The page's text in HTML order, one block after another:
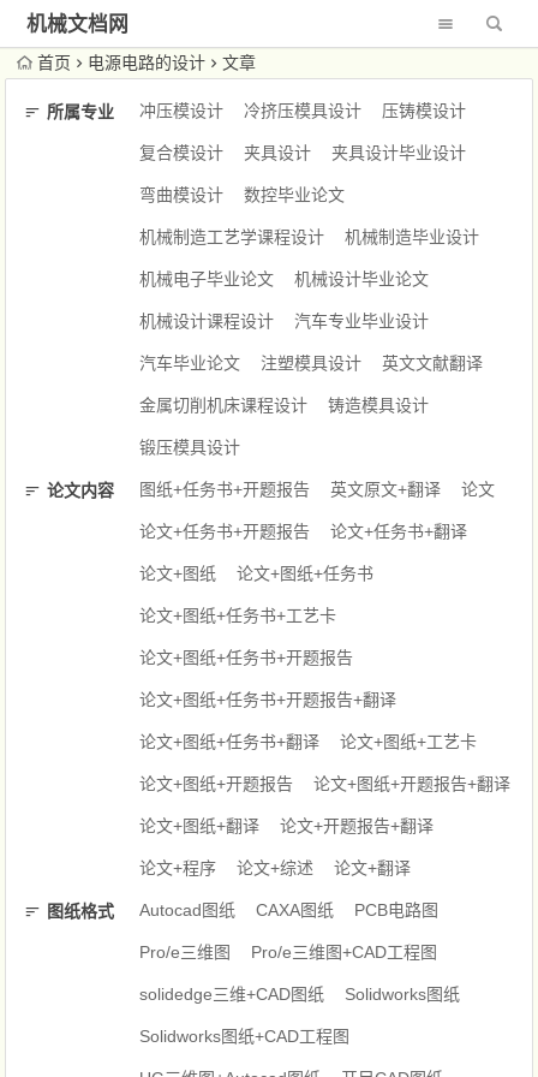
机械文档网
首页 电源电路的设计 文章
所属专业 冲压模设计 冷挤压模具设计 压铸模设计
复合模设计 夹具设计 夹具设计毕业设计
弯曲模设计 数控毕业论文
机械制造工艺学课程设计 机械制造毕业设计
机械电子毕业论文 机械设计毕业论文
机械设计课程设计 汽车专业毕业设计
汽车毕业论文 注塑模具设计 英文文献翻译
金属切削机床课程设计 铸造模具设计
锻压模具设计
论文内容 图纸+任务书+开题报告 英文原文+翻译 论文
论文+任务书+开题报告 论文+任务书+翻译
论文+图纸 论文+图纸+任务书
论文+图纸+任务书+工艺卡
论文+图纸+任务书+开题报告
论文+图纸+任务书+开题报告+翻译
论文+图纸+任务书+翻译 论文+图纸+工艺卡
论文+图纸+开题报告 论文+图纸+开题报告+翻译
论文+图纸+翻译 论文+开题报告+翻译
论文+程序 论文+综述 论文+翻译
图纸格式 Autocad图纸 CAXA图纸 PCB电路图
Pro/e三维图 Pro/e三维图+CAD工程图
solidedge三维+CAD图纸 Solidworks图纸
Solidworks图纸+CAD工程图